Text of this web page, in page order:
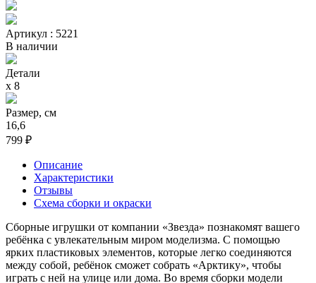
Артикул : 5221
В наличии
Детали
х 8
Размер, см
16,6
799 ₽
Описание
Характеристики
Отзывы
Схема сборки и окраски
Сборные игрушки от компании «Звезда» познакомят вашего
ребёнка с увлекательным миром моделизма. С помощью
ярких пластиковых элементов, которые легко соединяются
между собой, ребёнок сможет собрать «Арктику», чтобы
играть с ней на улице или дома. Во время сборки модели